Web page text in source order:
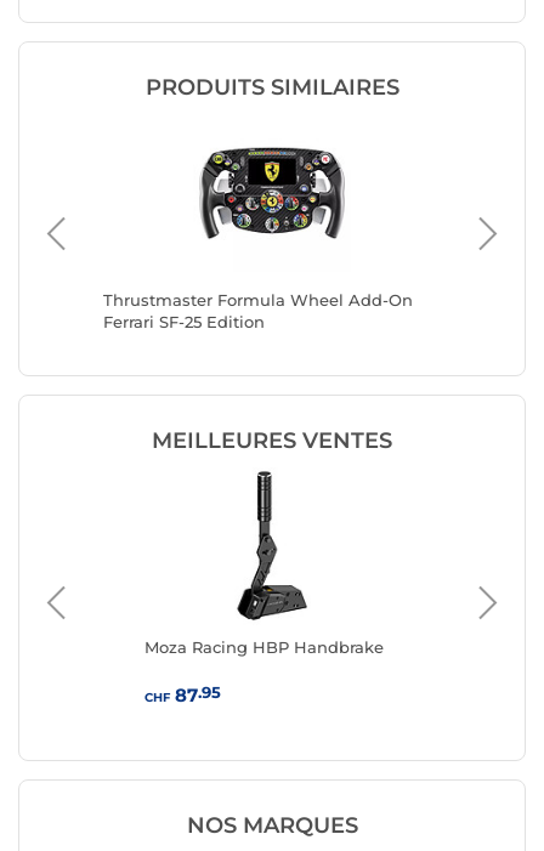
PRODUITS SIMILAIRES
Thrustmaster Formula Wheel Add-On
Ferrari SF-25 Edition
MEILLEURES VENTES
Moza Racing HBP Handbrake
CHF87.95
NOS MARQUES